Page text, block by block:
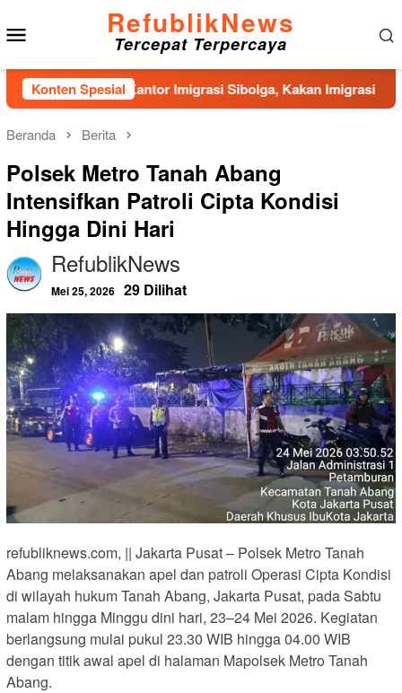
ke
konten
RefublikNews
Tercepat Terpercaya
Konten Spesial
Kantor Imigrasi Sibolga, Kakan Imigrasi Kelas II
Beranda Berita
Polsek Metro Tanah Abang
Intensifkan Patroli Cipta Kondisi
Hingga Dini Hari
RefublikNews
Mei 25, 2026 29 Dilihat
refubliknews.com, || Jakarta Pusat – Polsek Metro Tanah
Abang melaksanakan apel dan patroli Operasi Cipta Kondisi
di wilayah hukum Tanah Abang, Jakarta Pusat, pada Sabtu
malam hingga Minggu dini hari, 23–24 Mei 2026. Kegiatan
berlangsung mulai pukul 23.30 WIB hingga 04.00 WIB
dengan titik awal apel di halaman Mapolsek Metro Tanah
Abang.